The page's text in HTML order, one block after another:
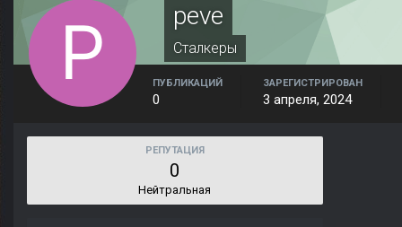
peve
Сталкеры
ПУБЛИКАЦИЙ
0
ЗАРЕГИСТРИРОВАН
3 апреля, 2024
РЕПУТАЦИЯ
0
Нейтральная